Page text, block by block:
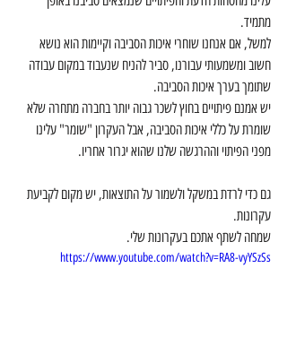
מתמיד.
למשל, אם אנחנו שוחרי איכות הסביבה וקיימות הוא נושא
חשוב ומשמעותי עבורנו, סביר להניח שנעבוד במקום עבודה
שתומך בערך איכות הסביבה.
יש אמנם פיתויים בחוץ לשכר גבוה יותר בחברה מתחרה שלא
שומרת על כללי איכות הסביבה, אבל העקרון "שומר" עלינו
מפני הפיתוי וההרגשה שלנו שהוא יגרור אחריו.
גם כדי לרדת במשקל ולשמור על התוצאות, יש מקום לקביעת
עקרונות.
שמחה לשתף אתכם בעקרונות שלי.
https://www.youtube.com/watch?v=RA8-vyYSzSs